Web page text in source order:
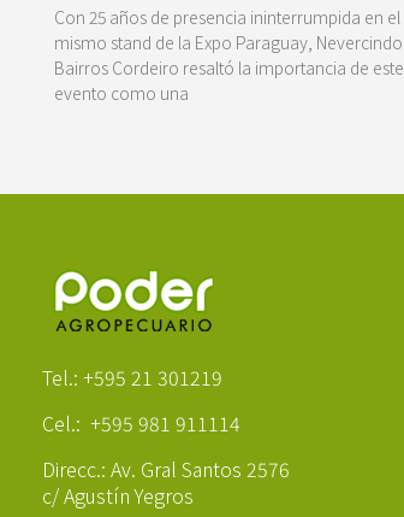
Con 25 años de presencia ininterrumpida en el
mismo stand de la Expo Paraguay, Nevercindo
Bairros Cordeiro resaltó la importancia de este
evento como una
Tel.: +595 21 301219
Cel.: +595 981 911114
Direcc.: Av. Gral Santos 2576
c/ Agustín Yegros